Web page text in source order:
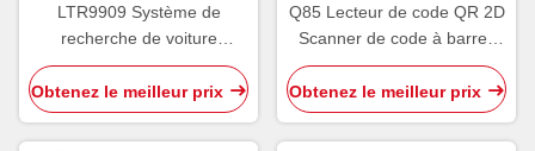
LTR9909 Système de
recherche de voiture
Étiquette électronique UHF
tout en un
Obtenez le meilleur prix
Q85 Lecteur de code QR 2D
Scanner de code à barres
Équipement de
stationnement Interface USB
TTL RS232 RS485
Obtenez le meilleur prix